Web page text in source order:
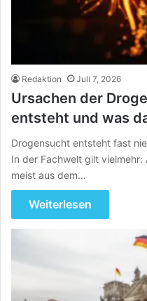
Redaktion Juli 7, 2026
Ursachen der
entsteht und was
Drogensucht entsteht fast
In der Fachwelt gilt
meist aus dem…
Weiterlesen